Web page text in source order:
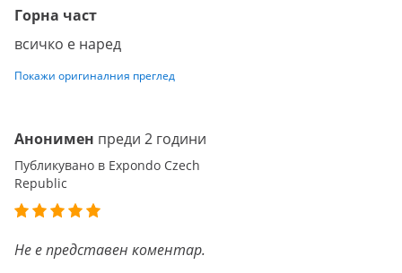
Горна част
всичко е наред
Покажи оригиналния преглед
Анонимен преди 2 години
Публикувано в Expondo Czech
Republic
Не е представен коментар.